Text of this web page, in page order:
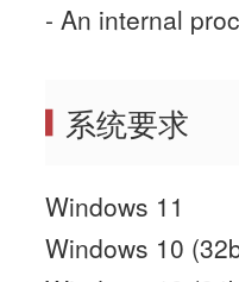
- An internal
系统要求
Windows 11
Windows 10